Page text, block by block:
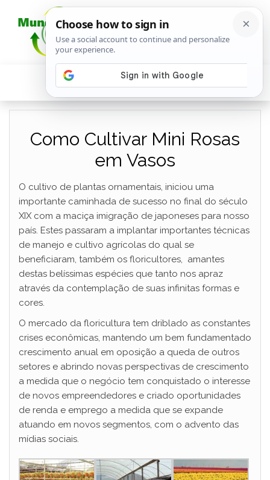
Como Cultivar Mini Rosas
em Vasos
O cultivo de plantas ornamentais, iniciou uma
importante caminhada de sucesso no final do século
XIX com a maciça imigração de japoneses para nosso
país. Estes passaram a implantar importantes técnicas
de manejo e cultivo agrícolas do qual se
beneficiaram, também os floricultores, amantes
destas belíssimas espécies que tanto nos apraz
através da contemplação de suas infinitas formas e
cores.
O mercado da floricultura tem driblado as constantes
crises econômicas, mantendo um bem fundamentado
crescimento anual em oposição a queda de outros
setores e abrindo novas perspectivas de crescimento
a medida que o negócio tem conquistado o interesse
de novos empreendedores e criado oportunidades
de renda e emprego a medida que se expande
atuando em novos segmentos, com o advento das
mídias sociais.